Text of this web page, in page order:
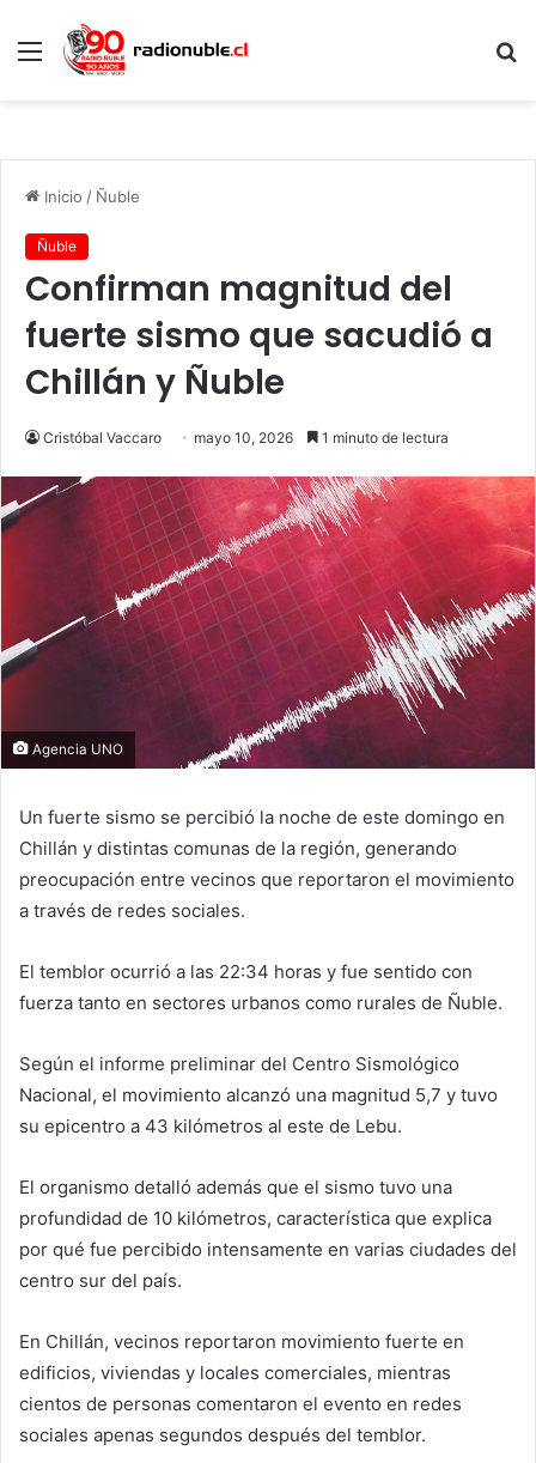
Menú
Inicio / Ñuble
Ñuble
Confirman magnitud del
fuerte sismo que sacudió a
Chillán y Ñuble
Cristóbal Vaccaro mayo 10, 2026 1 minuto de lectura
Agencia UNO
Un fuerte sismo se percibió la noche de este domingo en
Chillán y distintas comunas de la región, generando
preocupación entre vecinos que reportaron el movimiento
a través de redes sociales.
El temblor ocurrió a las 22:34 horas y fue sentido con
fuerza tanto en sectores urbanos como rurales de Ñuble.
Según el informe preliminar del Centro Sismológico
Nacional, el movimiento alcanzó una magnitud 5,7 y tuvo
su epicentro a 43 kilómetros al este de Lebu.
El organismo detalló además que el sismo tuvo una
profundidad de 10 kilómetros, característica que explica
por qué fue percibido intensamente en varias ciudades del
centro sur del país.
En Chillán, vecinos reportaron movimiento fuerte en
edificios, viviendas y locales comerciales, mientras
cientos de personas comentaron el evento en redes
sociales apenas segundos después del temblor.